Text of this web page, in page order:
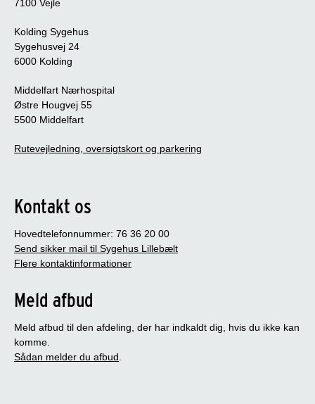
7100 Vejle
Kolding Sygehus
Sygehusvej 24
6000 Kolding
Middelfart Nærhospital
Østre Hougvej 55
5500 Middelfart
Rutevejledning, oversigtskort og parkering
Kontakt os
Hovedtelefonnummer: 76 36 20 00
Send sikker mail til Sygehus Lillebælt
Flere kontaktinformationer
Meld afbud
Meld afbud til den afdeling, der har indkaldt dig, hvis du ikke kan
komme.
Sådan melder du afbud